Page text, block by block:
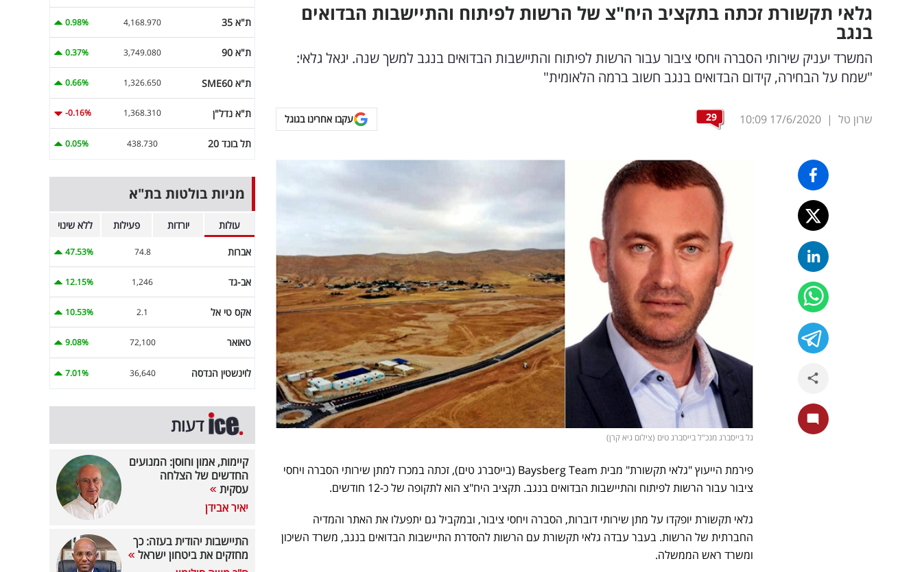
גלאי תקשורת זכתה בתקציב היח"צ של הרשות לפיתוח והתיישבות הבדואים
בנגב
המשרד יעניק שירותי הסברה ויחסי ציבור עבור הרשות לפיתוח והתיישבות הבדואים בנגב למשך שנה. יגאל גלאי:
"שמח על הבחירה, קידום הבדואים בנגב חשוב ברמה הלאומית"
שרון טל |
17/6/2020
10:09
29 עקבו אחרינו בגוגל
גל בייסברג מנכ"ל בייסברג טים (צילום גיא קרן)
פירמת הייעוץ "גלאי תקשורת" מבית Baysberg Team (בייסברג טים), זכתה במכרז למתן שירותי הסברה ויחסי
ציבור עבור הרשות לפיתוח והתיישבות הבדואים בנגב. תקציב היח"צ הוא לתקופה של כ-12 חודשים.
גלאי תקשורת יופקדו על מתן שירותי דוברות, הסברה ויחסי ציבור, ובמקביל גם יתפעלו את האתר והמדיה
החברתית של הרשות. בעבר עבדה גלאי תקשורת עם הרשות להסדרת התיישבות הבדואים בנגב, משרד השיכון
ומשרד ראש הממשלה.
ת"א 35 4,168.970
0.98%
ת"א 90 3,749.080
0.37%
ת"א SME60 1,326.650
0.66%
ת"א נדל"ן 1,368.310
-0.16%
תל בונד 20 438.730
0.05%
מניות בולטות בת"א
עולות יורדות פעילות ללא שינוי
אברות 74.8
47.53%
אב-גד 1,246
12.15%
אקס טי אל 2.1
10.53%
טאואר 72,100
9.08%
לוינשטין הנדסה 36,640
7.01%
דעות
קיימות, אמון וחוסן: המנועים
החדשים של הצלחה
עסקית
יאיר אבידן
התיישבות יהודית בעזה: כך
מחזקים את ביטחון ישראל